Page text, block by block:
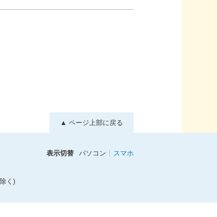
▲ ページ上部に戻る
く)
表示切替 パソコン スマホ